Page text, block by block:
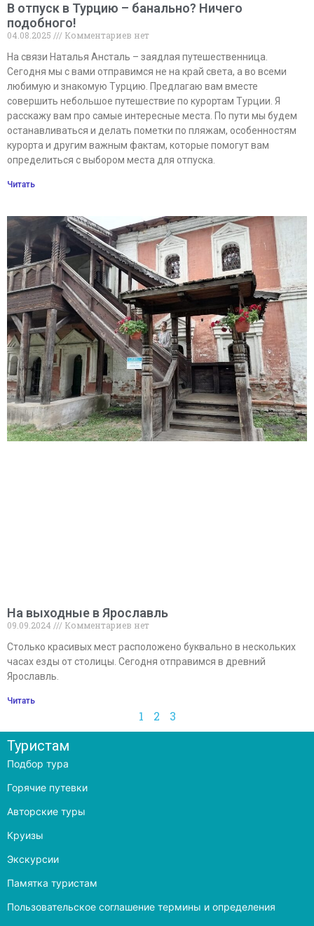
В отпуск в Турцию – банально? Ничего
подобного!
04.08.2025
Комментариев нет
На связи Наталья Ансталь – заядлая путешественница.
Сегодня мы с вами отправимся не на край света, а во всеми
любимую и знакомую Турцию. Предлагаю вам вместе
совершить небольшое путешествие по курортам Турции. Я
расскажу вам про самые интересные места. По пути мы будем
останавливаться и делать пометки по пляжам, особенностям
курорта и другим важным фактам, которые помогут вам
определиться с выбором места для отпуска.
Читать
На выходные в Ярославль
09.09.2024
Комментариев нет
Столько красивых мест расположено буквально в нескольких
часах езды от столицы. Сегодня отправимся в древний
Ярославль.
Читать
1 2 3
Туристам
Подбор тура
Горячие путевки
Авторские туры
Круизы
Экскурсии
Памятка туристам
Пользовательское соглашение термины и определения